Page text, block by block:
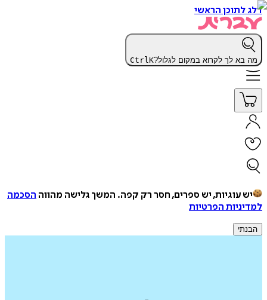
דלג לתוכן הראשי
מה בא לך לקרוא במקום לגלול? CtrlK
יש עוגיות, יש ספרים, חסר רק קפה. המשך גלישה מהווה הסכמה
למדיניות הפרטיות
הבנתי